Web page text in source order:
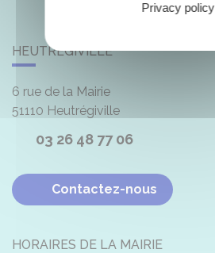
HEUTRÉGIVILLE
6 rue de la Mairie
51110 Heutrégiville
03 26 48 77 06
Contactez-nous
HORAIRES DE LA MAIRIE
Privacy policy